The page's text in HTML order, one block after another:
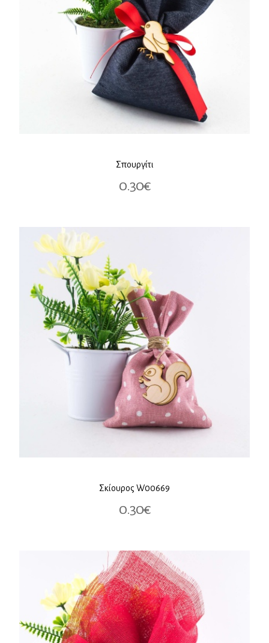
Σπουργίτι
0.30€
Σκίουρος W00669
0.30€